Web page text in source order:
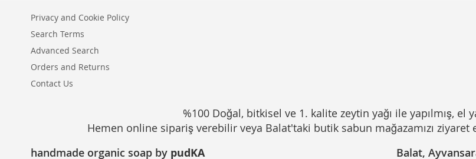
Privacy and Cookie Policy
Search Terms
Advanced Search
Orders and Returns
Contact Us
%100 Doğal, bitkisel ve 1. kalite zeytin yağı ile yapılmış, el
Hemen online sipariş verebilir veya Balat'taki butik sabun mağazamızı
handmade organic soap by pudKA Balat,